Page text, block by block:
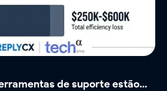
de suporte estão